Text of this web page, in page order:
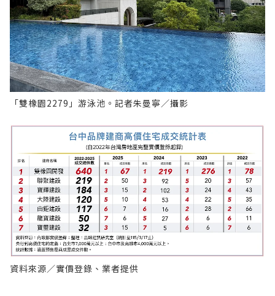
「雙橡園2279」游泳池。記者朱曼寧／攝影
資料來源／實價登錄、業者提供